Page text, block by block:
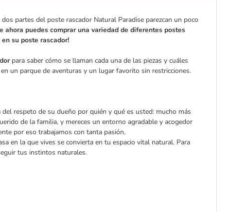
partes del poste rascador Natural Paradise parezcan un poco
ahora puedes comprar una variedad de diferentes postes
su poste rascador!
para saber cómo se llaman cada una de las piezas y cuáles
un parque de aventuras y un lugar favorito sin restricciones.
respeto de su dueño por quién y qué es usted: mucho más
de la familia, y mereces un entorno agradable y acogedor
por eso trabajamos con tanta pasión.
en la que vives se convierta en tu espacio vital natural. Para
tus instintos naturales.